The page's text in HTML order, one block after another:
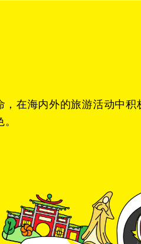
在海内外的旅游活动中